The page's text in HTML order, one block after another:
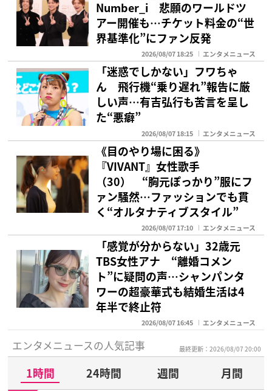
Number_i 悲願のワールドツ
アー開催も…チケット料金の“世
界基準化”にファン反発
2026/08/07 18:25 エンタメニュース
「迷惑でしかない」フワちゃ
ん 飛行機“乗り遅れ”報告に厳
しい声…有吉弘行も苦言を呈し
た“悪癖”
2026/08/07 18:15 エンタメニュース
《目のやり場に困る》
『VIVANT』女性歌手
（30） “胸元ぽっかり”服にフ
ァン騒然…ファッションでも貫
く“オルタナティブスタイル”
2026/08/07 17:10 エンタメニュース
「感覚が分からない」32歳元
TBS女性アナ “離婚コメン
ト”に疑問の声…シャンパンタ
ワーの超豪華式も結婚生活は4
年半で終止符
2026/08/07 16:45 エンタメニュース
エンタメニュースの人気記事 最終更新：2026/08/07 20:00
1時間 24時間 週間
月間